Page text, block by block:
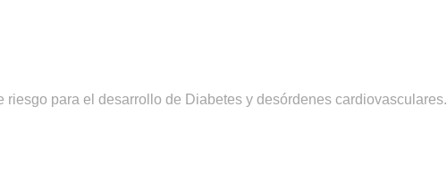
riesgo para el desarrollo de Diabetes y desórdenes cardiovasculares.